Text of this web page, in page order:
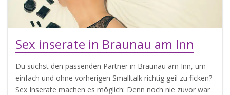
Sex inserate in Braunau am Inn
Du suchst den passenden Partner in Braunau am Inn, um
einfach und ohne vorherigen Smalltalk richtig geil zu ficken?
Sex Inserate machen es möglich: Denn noch nie zuvor war